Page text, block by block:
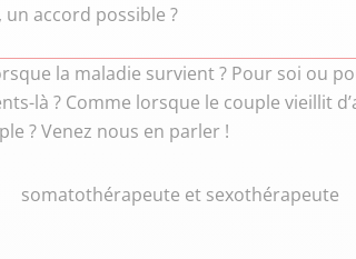
un accord possible ?
la maladie survient ? Pour soi ou
là ? Comme lorsque le couple vieillit
? Venez nous en parler !
somatothérapeute et sexothérapeute